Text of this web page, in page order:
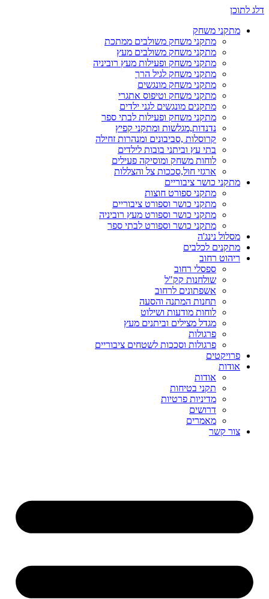
דלג לתוכן
מתקני משחק
מתקני משחק משולבים ממתכת
מתקני משחק משולבים מעץ
מתקני משחק ופעילות מעץ רוביניה
מתקני משחק לגיל הרך
מתקני משחק מונגשים
מתקני משחק וטיפוס אתגרי
מתקנים מונגשים לגני ילדים
מתקני משחק ופעילות לבתי ספר
נדנדות,מגלשות ומתקני קפיץ
קרוסלות ,סביבונים ומנהרות זחילה
בתי עץ וביתני בובות לילדים
לוחות משחק ומוסיקה פעילים
ארגזי חול,סככות צל והצללות
מתקני כושר ציבוריים
מתקני ספורט חוצות
מתקני כושר וספורט ציבוריים
מתקני כושר וספורט מעץ רוביניה
מתקני כושר וספורט לבתי ספר
מסלול נינג'ה
מתקנים לכלבים
ריהוט רחוב
ספסלי רחוב
שולחנות קק"ל
אשפתונים לרחוב
תחנות המתנה והסעה
לוחות מודעות ושילוט
מגדל מצילים וביתנים מעץ
פרגולות
פרגולות וסככות לשטחים ציבוריים
פרויקטים
אודות
אודות
תקני בטיחות
מדיניות פרטיות
דרושים
מאמרים
צור קשר